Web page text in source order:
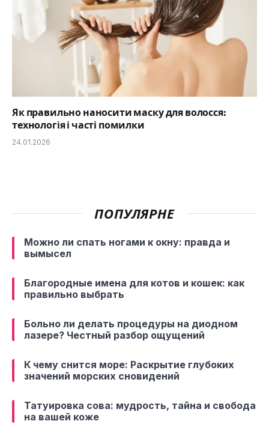
Як правильно наносити маску для волосся:
технологія і часті помилки
24.01.2026
ПОПУЛЯРНЕ
Можно ли спать ногами к окну: правда и
вымысел
Благородные имена для котов и кошек: как
правильно выбрать
Больно ли делать процедуры на диодном
лазере? Честный разбор ощущений
К чему снится море: Раскрытие глубоких
значений морских сновидений
Татуировка сова: мудрость, тайна и свобода
на вашей коже